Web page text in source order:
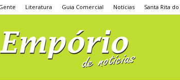
Literatura Guia Comercial Notícias Santa Rita